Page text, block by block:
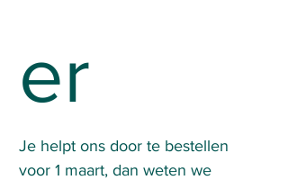
er
Je helpt ons door te bestellen
voor 1 maart, dan weten we